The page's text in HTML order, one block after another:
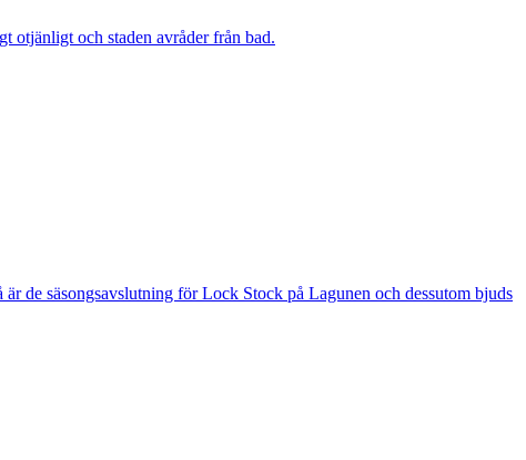
otjänligt och staden avråder från bad.
de säsongsavslutning för Lock Stock på Lagunen och dessutom bjuds